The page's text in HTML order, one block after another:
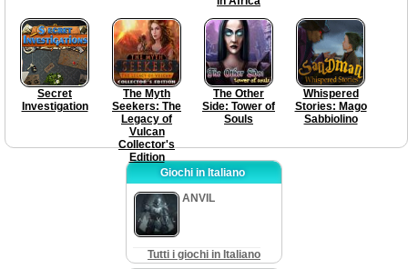
Secret
Investigation
The Myth
Seekers: The
Legacy of
Vulcan
Collector's
Edition
The Other
Side: Tower of
Souls
Whispered
Stories: Mago
Sabbiolino
Giochi in Italiano
ANVIL
Tutti i giochi in Italiano